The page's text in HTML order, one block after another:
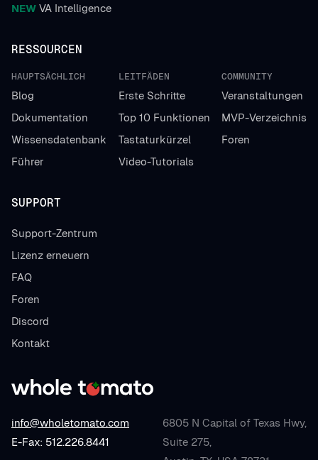
info@wholetomato.com
E-Fax: 512.226.8441
6805 N Capital of Texas Hwy,
Suite 275,
NEW VA Intelligence
RESSOURCEN
HAUPTSÄCHLICH
Blog
Dokumentation
Wissensdatenbank
Führer
LEITFÄDEN
Erste Schritte
Top 10 Funktionen
Tastaturkürzel
Video-Tutorials
COMMUNITY
Veranstaltungen
MVP-Verzeichnis
Foren
SUPPORT
Support-Zentrum
Lizenz erneuern
FAQ
Foren
Discord
Kontakt